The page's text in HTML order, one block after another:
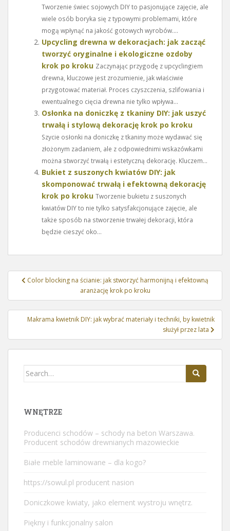
Tworzenie świec sojowych DIY to pasjonujące zajęcie, ale
wiele osób boryka się z typowymi problemami, które
mogą wpłynąć na jakość gotowych wyrobów....
Upcycling drewna w dekoracjach: jak zacząć
tworzyć oryginalne i ekologiczne ozdoby
krok po kroku Zaczynając przygodę z upcyclingiem
drewna, kluczowe jest zrozumienie, jak właściwie
przygotować materiał. Proces czyszczenia, szlifowania i
ewentualnego cięcia drewna nie tylko wpływa...
Osłonka na doniczkę z tkaniny DIY: jak uszyć
trwałą i stylową dekorację krok po kroku
Szycie osłonki na doniczkę z tkaniny może wydawać się
złożonym zadaniem, ale z odpowiednimi wskazówkami
można stworzyć trwałą i estetyczną dekorację. Kluczem...
Bukiet z suszonych kwiatów DIY: jak
skomponować trwałą i efektowną dekorację
krok po kroku Tworzenie bukietu z suszonych
kwiatów DIY to nie tylko satysfakcjonujące zajęcie, ale
także sposób na stworzenie trwałej dekoracji, która
będzie cieszyć oko...
Nawigacja
Color blocking na ścianie: jak stworzyć harmonijną i efektowną
aranżację krok po kroku
Makrama kwietnik DIY: jak wybrać materiały i techniki, by kwietnik
służył przez lata
Search
WNĘTRZE
Producenci schodów – schody na beton Warszawa.
Producent schodów drewnianych mazowieckie
Białe meble laminowane – dla kogo?
https://sowul.pl producent nasion
Doniczkowe kwiaty, jako element wystroju wnętrz.
Piękny i funkcjonalny salon